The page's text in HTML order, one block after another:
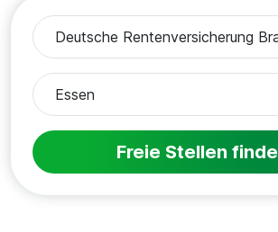
Freie Stellen